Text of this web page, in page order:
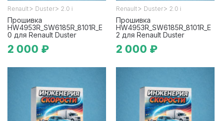
Renault > Duster> 2.0 i
Прошивка
HW4953R_SW6185R_8101R_E
0 для Renault Duster
2 000 ₽
Renault > Duster> 2.0 i
Прошивка
HW4953R_SW6185R_8101R_E
2 для Renault Duster
2 000 ₽